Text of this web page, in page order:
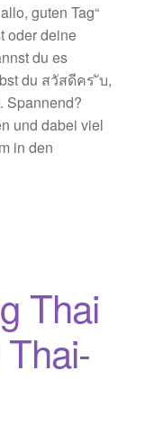
guten Tag“
oder deine
du es
du สวัสดีคร ับ,
Spannend?
und dabei viel
in den
Thai